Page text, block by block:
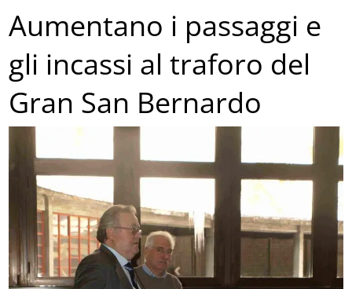
Aumentano i passaggi e
gli incassi al traforo del
Gran San Bernardo